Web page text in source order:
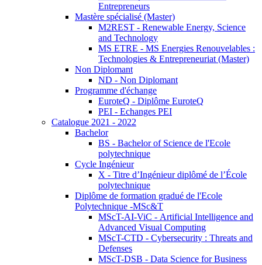
Entrepreneurs
Mastère spécialisé (Master)
M2REST - Renewable Energy, Science
and Technology
MS ETRE - MS Energies Renouvelables :
Technologies & Entrepreneuriat (Master)
Non Diplomant
ND - Non Diplomant
Programme d'échange
EuroteQ - Diplôme EuroteQ
PEI - Echanges PEI
Catalogue 2021 - 2022
Bachelor
BS - Bachelor of Science de l'Ecole
polytechnique
Cycle Ingénieur
X - Titre d’Ingénieur diplômé de l’École
polytechnique
Diplôme de formation gradué de l'Ecole
Polytechnique -MSc&T
MScT-AI-ViC - Artificial Intelligence and
Advanced Visual Computing
MScT-CTD - Cybersecurity : Threats and
Defenses
MScT-DSB - Data Science for Business